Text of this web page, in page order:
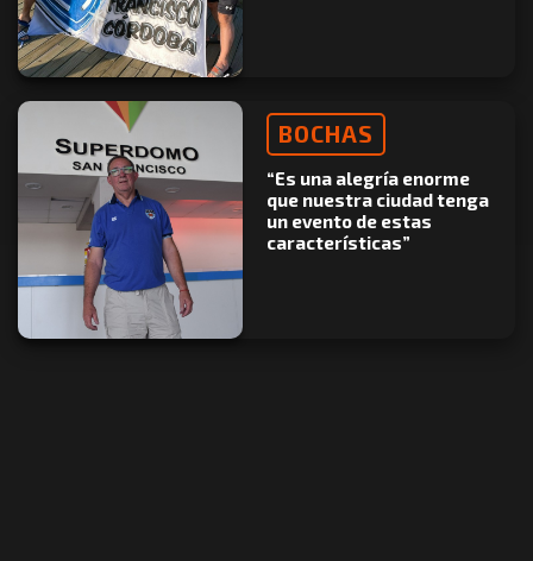
BOCHAS
“Es una alegría enorme
que nuestra ciudad tenga
un evento de estas
características”